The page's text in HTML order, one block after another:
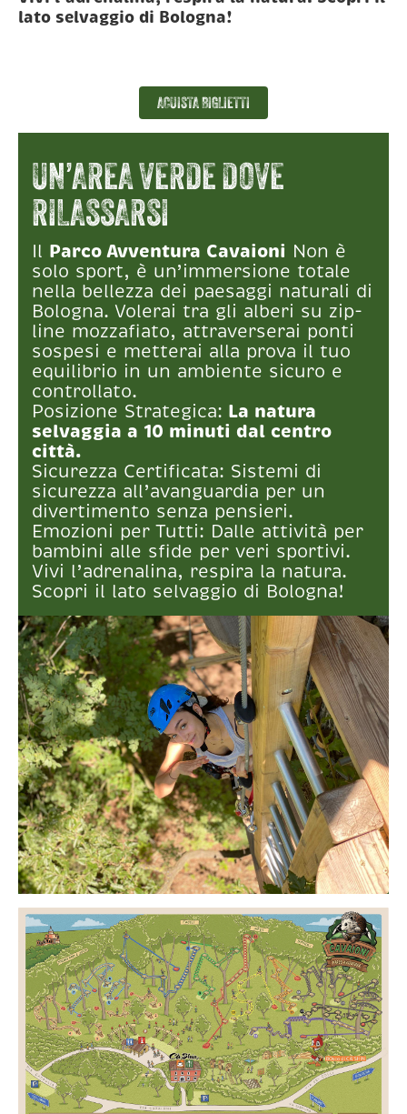
lato selvaggio di Bologna!
ACUISTA BIGLIETTI
UN’AREA VERDE DOVE
RILASSARSI
Il Parco Avventura Cavaioni Non è
solo sport, è un’immersione totale
nella bellezza dei paesaggi naturali di
Bologna. Volerai tra gli alberi su zip-
line mozzafiato, attraverserai ponti
sospesi e metterai alla prova il tuo
equilibrio in un ambiente sicuro e
controllato.
Posizione Strategica: La natura
selvaggia a 10 minuti dal centro
città.
Sicurezza Certificata: Sistemi di
sicurezza all’avanguardia per un
divertimento senza pensieri.
Emozioni per Tutti: Dalle attività per
bambini alle sfide per veri sportivi.
Vivi l’adrenalina, respira la natura.
Scopri il lato selvaggio di Bologna!